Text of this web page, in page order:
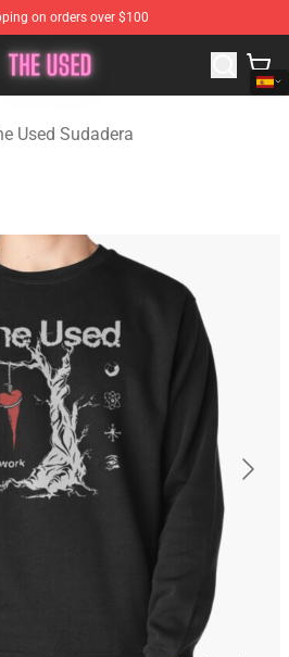
on orders over $100
The Used Merchandise Shop
Used Sudadera